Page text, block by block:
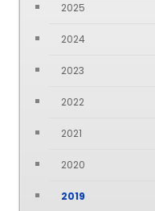
2025
2024
2023
2022
2021
2020
2019